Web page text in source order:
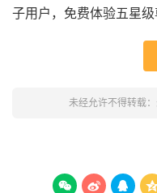
子用户，免费体验五星级
未经允许不得转载：
  